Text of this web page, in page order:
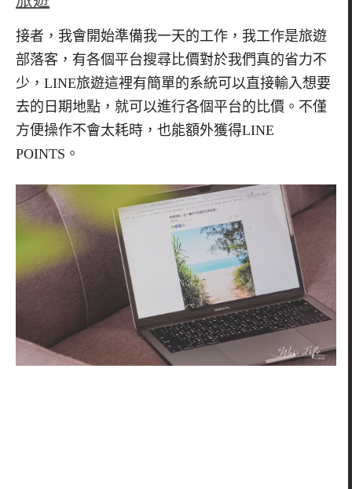
接者，我會開始準備我一天的工作，我工作是旅遊
部落客，有各個平台搜尋比價對於我們真的省力不
少，LINE旅遊這裡有簡單的系統可以直接輸入想要
去的日期地點，就可以進行各個平台的比價。不僅
方便操作不會太耗時，也能額外獲得LINE
POINTS。